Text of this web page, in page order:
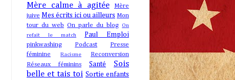
Mère calme à agitée
Mère
juive Mes écrits ici ou ailleurs Mon
tour du web On parle du blog
On
refait le match
Paul Emploi
pinkwashing Podcast
Presse
féminine
Racisme
Reconversion
Réseaux féminins
Santé
Sois
belle et tais toi Sortie enfants